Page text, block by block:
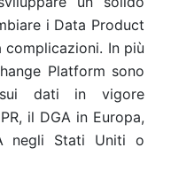
i Data Product
In più
Platform sono
dati in vigore
il DGA in Europa,
negli Stati Uniti o